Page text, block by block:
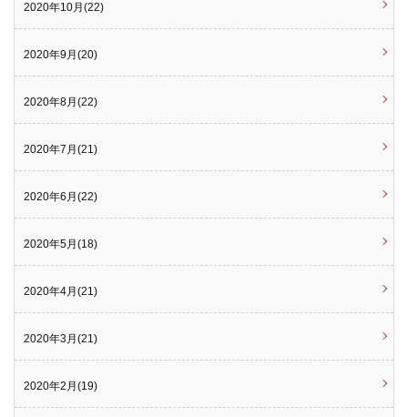
2020年10月(22)
2020年9月(20)
2020年8月(22)
2020年7月(21)
2020年6月(22)
2020年5月(18)
2020年4月(21)
2020年3月(21)
2020年2月(19)